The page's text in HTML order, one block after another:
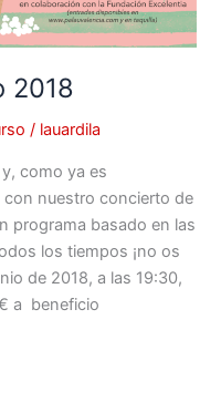
2018
/ lauardila
como ya es
nuestro concierto de
programa basado en las
los tiempos ¡no os
de 2018, a las 19:30,
a beneficio